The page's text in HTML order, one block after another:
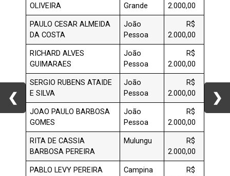
OLIVEIRA
Grande
2.000,00
PAULO CESAR ALMEIDA
DA COSTA
João
Pessoa
R$
2.000,00
RICHARD ALVES
GUIMARAES
João
Pessoa
R$
2.000,00
SERGIO RUBENS ATAIDE
E SILVA
João
Pessoa
R$
2.000,00
JOAO PAULO BARBOSA
GOMES
João
Pessoa
R$
2.000,00
RITA DE CASSIA
BARBOSA PEREIRA
Mulungu
R$
2.000,00
PABLO LEVY PEREIRA
Campina
R$
❮ ❯
❮ ❯